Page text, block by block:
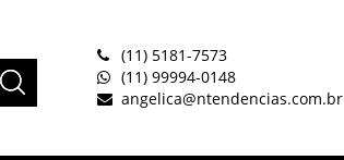
(11) 5181-7573
(11) 99994-0148
angelica@ntendencias.com.br